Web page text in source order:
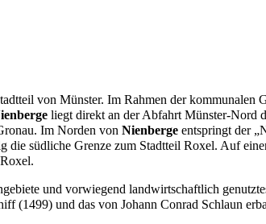
von Münster. Im Rahmen der kommunalen
liegt direkt an der Abfahrt Münster-Nord
Im Norden von Nienberge entspringt der
die südliche Grenze zum Stadtteil Roxel. Auf
Roxel.
und vorwiegend landwirtschaftlich
(1499) und das von Johann Conrad Schlaun